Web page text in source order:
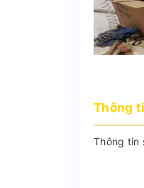
Thông
Thông tin